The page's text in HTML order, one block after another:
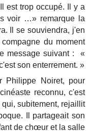
est trop occupé. Il y a
voir …» remarque la
Il se souviendra, j'en
du moment
message suivant : «
son enterrement. »
Philippe Noiret, pour
reconnu, c'est
subitement, rejaillit
Il partageait son
de chœur et la salle